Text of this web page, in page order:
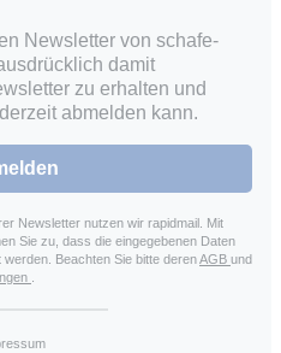
Newsletter von schafe-
damit
zu erhalten und
abmelden kann.
Newsletter nutzen wir rapidmail. Mit
Sie zu, dass die eingegebenen Daten
werden. Beachten Sie bitte derenAGB und